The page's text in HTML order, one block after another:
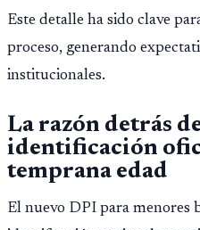
opere en Guatemala a
fallido con la
Público.
Este detalle ha sido clave
proceso, generando
institucionales.
La razón detrás
identificación
temprana edad
El nuevo DPI para menores